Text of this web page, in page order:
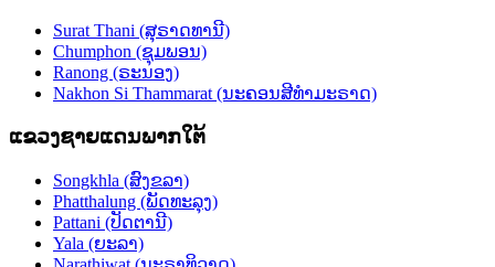
Surat Thani (ສຸຣາດທານີ)
Chumphon (ຊຸມພອນ)
Ranong (ຣະນອງ)
Nakhon Si Thammarat (ນະຄອນສີທຳມະຣາດ)
ແຂວງຊາຍແດນພາກໃຕ້
Songkhla (ສົງຂລາ)
Phatthalung (ພັດທະລຸງ)
Pattani (ປັດຕານີ)
Yala (ຍະລາ)